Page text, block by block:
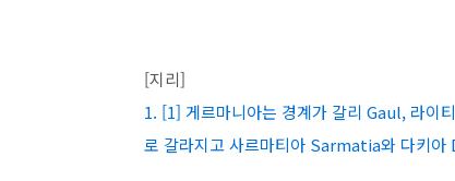
[지리]
1. [1] 게르마니아는 경계가 갈리 Gaul, 라
로 갈라지고 사르마티아 Sarmatia와 다키아